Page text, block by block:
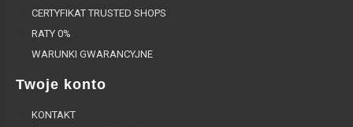
CERTYFIKAT TRUSTED SHOPS
RATY 0%
WARUNKI GWARANCYJNE
Twoje konto
KONTAKT